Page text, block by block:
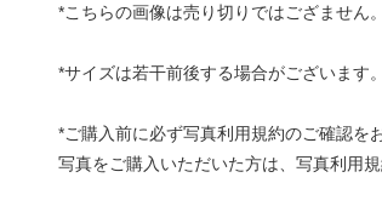
*こちらの画像は売り切りではござません。
*サイズは若干前後する場合がございます。
*ご購入前に必ず写真利用規約のご確認を
写真をご購入いただいた方は、写真利用